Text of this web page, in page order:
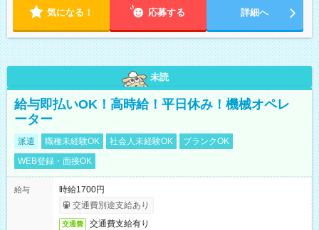
気になる！ 応募する 詳細へ
未読
給与即払いOK！高時給！平日休み！機械オペレ
ーター
派遣 職種未経験OK 社会人未経験OK
ブランクOK
WEB登録・面接OK
給与
時給1700円
交通費別途支給あり
交通費 交通費支給有り